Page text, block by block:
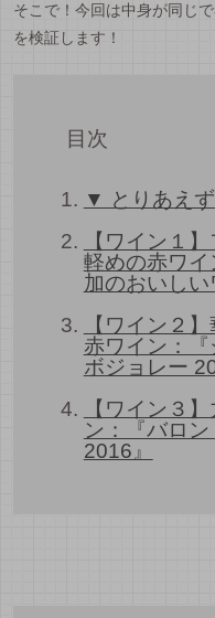
そこで！今回は中身が同じ
を検証します！
目次
▼ とりあえ
【ワイン１
軽めの赤ワ
加のおいしい
【ワイン２
赤ワイン：
ボジョレー
【ワイン３
ン：『バロ
2016』